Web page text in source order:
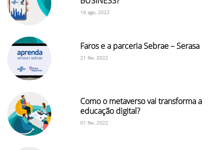
16 ago, 2022
Faros e a parceria Sebrae – Serasa
21 fev, 2022
Como o metaverso vai transforma a
educação digital?
01 fev, 2022